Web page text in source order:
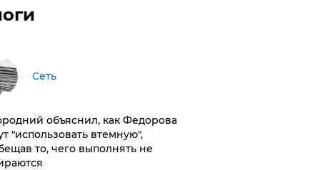
Сеть
объяснил, как Федорова
"использовать втемную",
то, чего выполнять не